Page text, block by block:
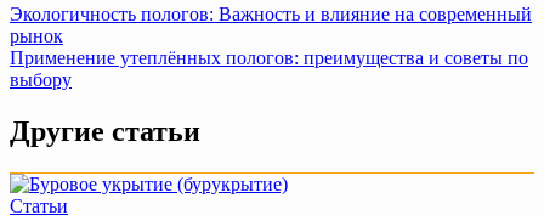
Навигация
по
записям
Экологичность пологов: Важность и влияние на современный
рынок
Применение утеплённых пологов: преимущества и советы по
выбору
Другие статьи
Статьи